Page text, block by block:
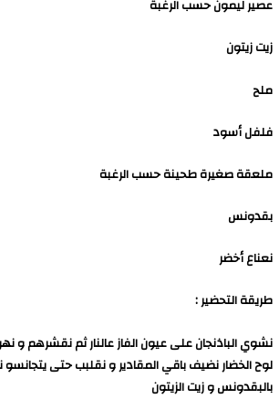
عصير ليمون حسب الرغبة
زيت زيتون
ملح
فلفل أسود
ملعقة صغيرة طحينة حسب الرغبة
بقدونس
نعناع أخضر
طريقة التحضير :
نشوي الباذنجان على عيون الفاز عالنار ثم نقشرهم
لوح الخضار نضيف باقي المقادير و نقلبب حتى يتجانسو
بالبقدونس و زيت الزيتون